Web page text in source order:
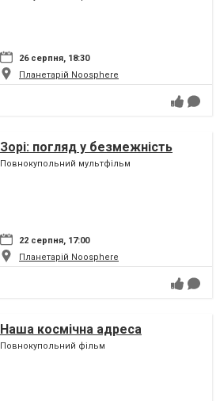
26 серпня, 18:30
Планетарій Noosphere
Зорі: погляд у безмежність
Повнокупольний мультфільм
22 серпня, 17:00
Планетарій Noosphere
Наша космічна адреса
Повнокупольний фільм